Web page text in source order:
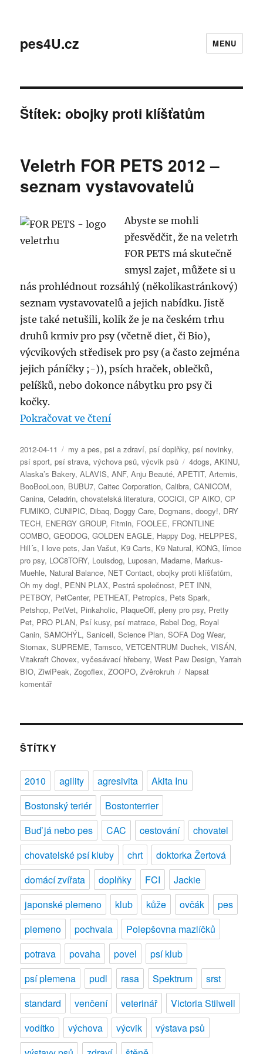
pes4U.cz MENU
Štítek:obojky proti klíšťatům
Veletrh FOR PETS 2012 –
seznam vystavovatelů
Abyste se mohli
přesvědčit, že na veletrh
FOR PETS má skutečně
smysl zajet, můžete si u
nás prohlédnout rozsáhlý (několikastránkový)
seznam vystavovatelů a jejich nabídku. Jistě
jste také netušili, kolik že je na českém trhu
druhů krmiv pro psy (včetně diet, či Bio),
výcvikových středisek pro psy (a často zejména
jejich páníčky ;-)), psích hraček, oblečků,
pelíšků, nebo dokonce nábytku pro psy či
kočky.
Pokračovat ve čtení„Veletrh FOR PETS 2012 –
Publikováno:
2012-04-11 Rubriky:
my a pes,psi a zdraví,psí doplňky,psí novinky,
psí sport,psí strava,výchova psů,výcvik psů Štítky:
4dogs,AKINU,
Alaska’s Bakery,ALAVIS,ANF,Anju Beauté,APETIT,Artemis,
BooBooLoon, BUBU7,Caitec Corporation,Calibra,CANICOM,
Canina,Celadrin,chovatelská literatura,COCICI,CP AIKO,CP
FUMIKO,CUNIPIC, Dibaq, Doggy Care, Dogmans,doogy!, DRY
TECH, ENERGY GROUP, Fitmin, FOOLEE, FRONTLINE
COMBO,GEODOG,GOLDEN EAGLE, Happy Dog, HELPPES,
Hill´s, I love pets,Jan Vašut, K9 Carts, K9 Natural, KONG, límce
pro psy, LOC8TORY, Louisdog, Luposan, Madame, Markus-
Muehle, Natural Balance, NET Contact,obojky proti klíšťatům,
Oh my dog!, PENN PLAX, Pestrá společnost, PET INN,
PETBOY, PetCenter, PETHEAT, Petropics, Pets Spark,
Petshop, PetVet, Pinkaholic, PlaqueOff,pleny pro psy, Pretty
Pet, PRO PLAN, Psí kusy,psí matrace, Rebel Dog, Royal
Canin,SAMOHÝL,Sanicell,Science Plan,SOFA Dog Wear,
Stomax,SUPREME,Tamsco,VETCENTRUM Duchek,VISÁN,
Vitakraft Chovex,vyčesávací hřebeny,West Paw Design,Yarrah
BIO,ZiwiPeak,Zogoflex,ZOOPO,Zvěrokruh
Napsat
komentářpro
názvem
FOR
2012
seznam
vystavovatelů
ŠTÍTKY
2010 agility agresivita
Akita Inu
Bostonský teriér
Bostonterrier
Buď já nebo pes
CAC cestování
chovatel
chovatelské psí kluby
chrt
doktorka Žertová
domácí zvířata
doplňky FCI
Jackie
japonské plemeno
klub kůže ovčák
pes
plemeno
pochvala
Polepšovna mazlíčků
potrava
povaha povel
psí klub
psí plemena
pudl rasa Spektrum
srst
standard
venčení veterinář
Victoria Stilwell
vodítko
výchova výcvik
výstava psů